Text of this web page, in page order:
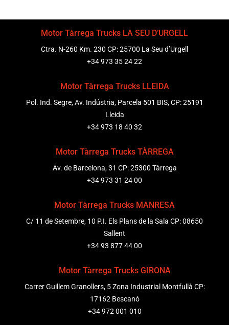
Motor Tàrrega Trucks LA SEU D’URGELL
Ctra. N-260 Km. 230 CP: 25700 La Seu d’Urgell
+34 973 35 24 22
Motor Tàrrega Trucks LLEIDA
Pol. Ind. Segre, Av. Indústria, Parcela 501 BIS, CP: 25191
Lleida
+34 973 18 40 32
Motor Tàrrega Trucks TÀRREGA
Av. de Barcelona, 31 CP: 25300 Tàrrega
+34 973 31 24 00
Motor Tàrrega Trucks MANRESA
C/ 11 de Setembre, 10 P.I. Els Plans de la Sala CP: 08650
Sallent
+34 93 877 44 00
Motor Tàrrega Trucks GIRONA
Carrer Guillem Granollers, 5 Zona Industrial Montfullà CP:
17162 Bescanó
+34 972 001 010